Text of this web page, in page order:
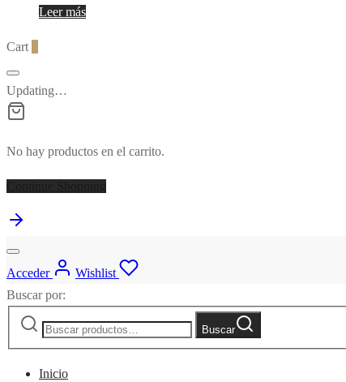
Leer más
Cart
Updating…
No hay productos en el carrito.
Acceder
Wishlist
Buscar por:
Buscar
Inicio